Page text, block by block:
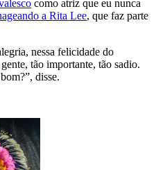
como atriz que eu nunca
a Rita Lee, que faz parte
nessa felicidade do
tão importante, tão sadio.
disse.